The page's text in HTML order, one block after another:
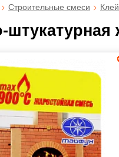
Строительные смеси
штукатурная